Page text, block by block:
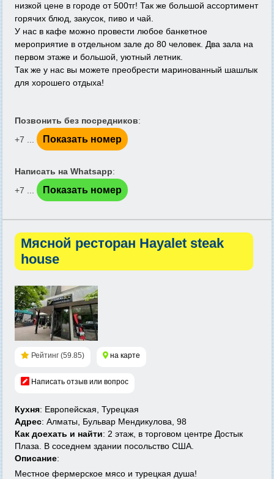
низкой цене в городе от 500тг! Так же большой ассортимент
горячих блюд, закусок, пиво и чай.
У нас в кафе можно провести любое банкетное
мероприятие в отдельном зале до 80 человек. Два зала на
первом этаже и большой, уютный летник.
Так же у нас вы можете преобрести маринованный шашлык
для хорошего отдыха!
Позвонить без посредников:
+7 ...
Показать номер
Написать на Whatsapp:
+7 ...
Показать номер
Мясной ресторан Hayalet steak
house
Рейтинг (59.85) на карте
Написать отзыв или вопрос
Кухня: Европейская, Турецкая
Адрес: Алматы, Бульвар Мендикулова, 98
Как доехать и найти: 2 этаж, в торговом центре Достык
Плаза. В соседнем здании посольство США.
Описание:
Местное фермерское мясо и турецкая душа!